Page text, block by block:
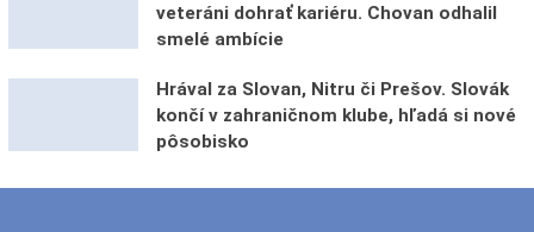
veteráni dohrať kariéru. Chovan odhalil
smelé ambície
Hrával za Slovan, Nitru či Prešov. Slovák
končí v zahraničnom klube, hľadá si nové
pôsobisko